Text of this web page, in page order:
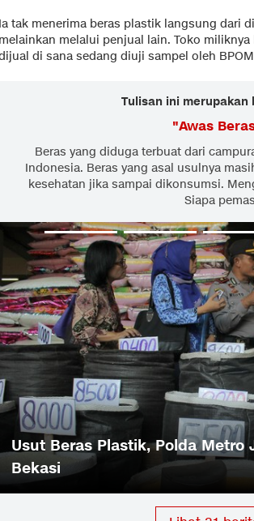
Ia tak menerima beras plastik langsung dari
melainkan melalui penjual lain. Toko
di sana sedang diuji sampel oleh
Tulisan ini merupakan
"Awas
Beras yang diduga terbuat dari
Indonesia. Beras yang asal usulnya
kesehatan jika sampai dikonsumsi.
Siapa
Usut Beras Plastik, Polda Metro
Bekasi